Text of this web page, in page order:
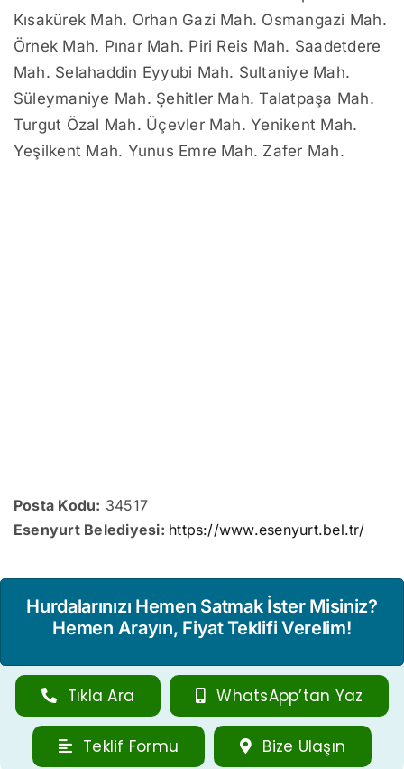
Kısakürek Mah. Orhan Gazi Mah. Osmangazi Mah.
Örnek Mah. Pınar Mah. Piri Reis Mah. Saadetdere
Mah. Selahaddin Eyyubi Mah. Sultaniye Mah.
Süleymaniye Mah. Şehitler Mah. Talatpaşa Mah.
Turgut Özal Mah. Üçevler Mah. Yenikent Mah.
Yeşilkent Mah. Yunus Emre Mah. Zafer Mah.
Posta Kodu: 34517
Esenyurt Belediyesi: https://www.esenyurt.bel.tr/
Hurdalarınızı Hemen Satmak İster Misiniz?
Hemen Arayın, Fiyat Teklifi Verelim!
Tıkla Ara WhatsApp’tan Yaz
Teklif Formu Bize Ulaşın